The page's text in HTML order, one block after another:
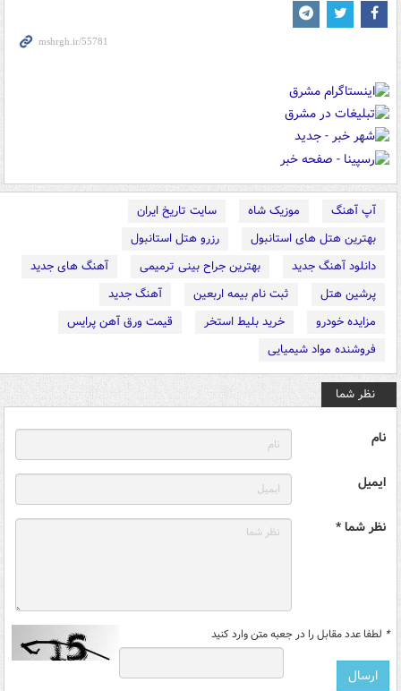
آپ آهنگ موزیک شاه
سایت تاریخ ایران
بهترین هتل های استانبول
رزرو هتل استانبول
دانلود آهنگ جدید
بهترین جراح بینی ترمیمی
آهنگ های جدید
پرشین هتل
ثبت نام بیمه اربعین
آهنگ جدید
مزایده خودرو
خرید بلیط استخر
قیمت ورق آهن پرایس
فروشنده مواد شیمیایی
نظر شما
نام
ایمیل
نظر شما *
* لطفا عدد مقابل را در جعبه متن وارد کنید